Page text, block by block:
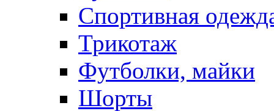
Спортивная
Трикотаж
Футболки, майки
Шорты